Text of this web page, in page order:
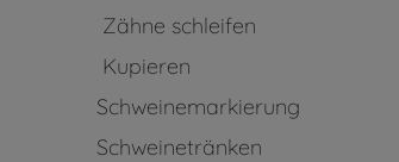
Zähne schleifen
Kupieren
Schweinemarkierung
Schweinetränken